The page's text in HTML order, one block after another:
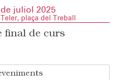
juliol 2025
plaça del Treball
final de curs